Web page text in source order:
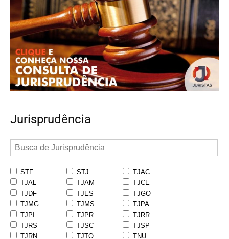
Jurisprudência
STF STJ
TJAC
TJAL
TJAM
TJCE
TJDF
TJES
TJGO
TJMG
TJMS
TJPA
TJPI
TJPR
TJRR
TJRS
TJSC
TJSP
TJRN
TJTO
TNU